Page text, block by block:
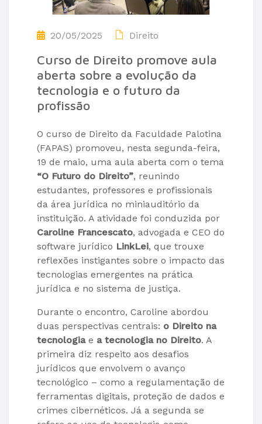
20/05/2025 Direito
Curso de Direito promove aula
aberta sobre a evolução da
tecnologia e o futuro da
profissão
O curso de Direito da Faculdade Palotina
(FAPAS) promoveu, nesta segunda-feira,
19 de maio, uma aula aberta com o tema
“O Futuro do Direito”, reunindo
estudantes, professores e profissionais
da área jurídica no miniauditório da
instituição. A atividade foi conduzida por
Caroline Francescato, advogada e CEO do
software jurídico LinkLei, que trouxe
reflexões instigantes sobre o impacto das
tecnologias emergentes na prática
jurídica e no sistema de justiça.
Durante o encontro, Caroline abordou
duas perspectivas centrais: o Direito na
tecnologiae a tecnologia no Direito. A
primeira diz respeito aos desafios
jurídicos que envolvem o avanço
tecnológico – como a regulamentação de
ferramentas digitais, proteção de dados e
crimes cibernéticos. Já a segunda se